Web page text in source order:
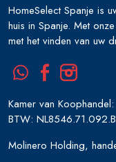
HomeSelect Spanje is
huis in Spanje. Met
met het vinden van uw
Kamer van
BTW:
Molinero Holding,